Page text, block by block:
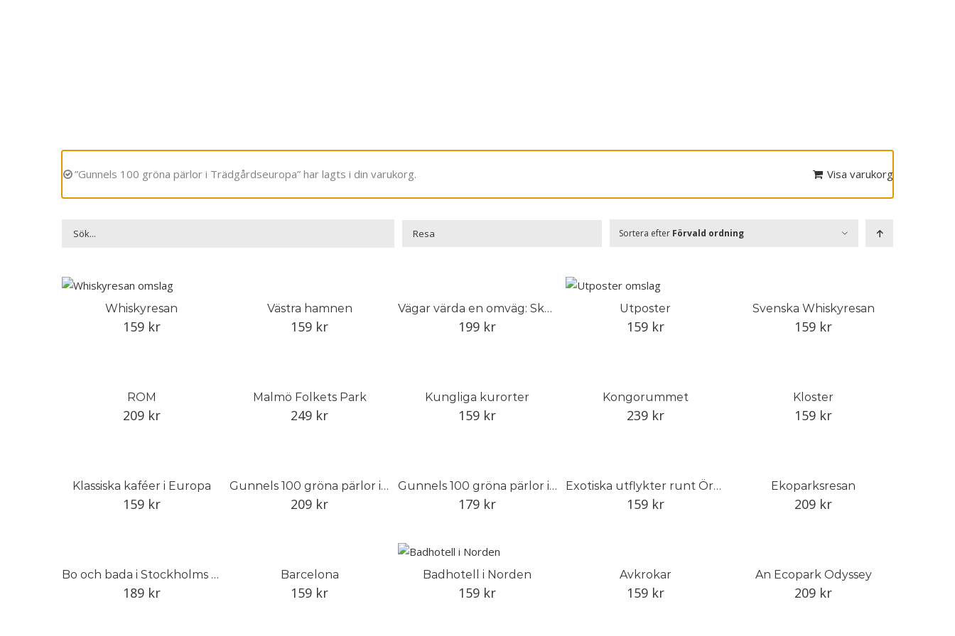
”Gunnels 100 gröna pärlor i Trädgårdseuropa” har lagts i din varukorg. Visa varukorg
Sortera efter Förvald ordning
Whiskyresan
159 kr
Västra hamnen
159 kr
Vägar värda en omväg: Skåne
199 kr
Utposter
159 kr
Svenska Whiskyresan
159 kr
ROM
209 kr
Malmö Folkets Park
249 kr
Kungliga kurorter
159 kr
Kongorummet
239 kr
Kloster
159 kr
Klassiska kaféer i Europa
159 kr
Gunnels 100 gröna pärlor i Trädgårdseuropa
209 kr
Gunnels 100 gröna pärlor i Trädgårdseuropa
179 kr
Exotiska utflykter runt Öresund
159 kr
Ekoparksresan
209 kr
Bo och bada i Stockholms skärgård
189 kr
Barcelona
159 kr
Badhotell i Norden
159 kr
Avkrokar
159 kr
An Ecopark Odyssey
209 kr